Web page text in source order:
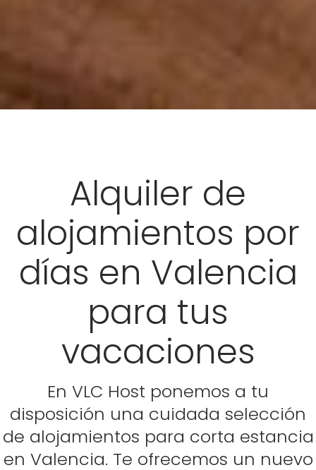
Alquiler de
alojamientos por
días en Valencia
para tus
vacaciones
En VLC Host ponemos a tu
disposición una cuidada selección
de alojamientos para corta estancia
en Valencia. Te ofrecemos un nuevo